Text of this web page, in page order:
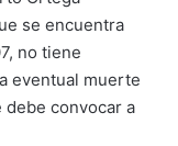
se encuentra
no tiene
eventual muerte
debe convocar a